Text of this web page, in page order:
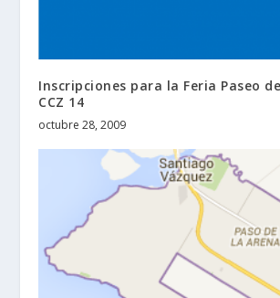
Inscripciones para la Feria Paseo
CCZ 14
octubre 28, 2009